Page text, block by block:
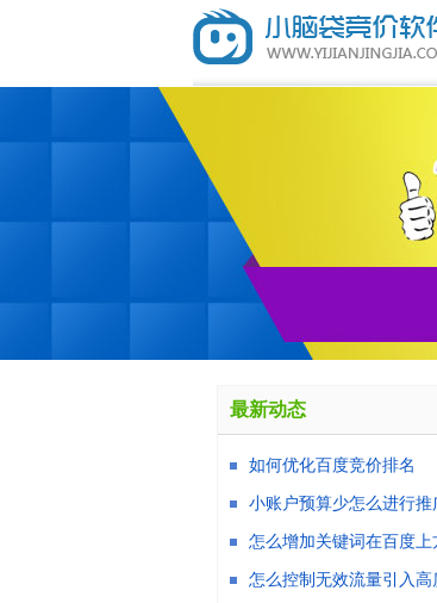
最新动态
如何优化百度竞价排名
小账户预算少怎么进行推
怎么增加关键词在百度上
怎么控制无效流量引入高